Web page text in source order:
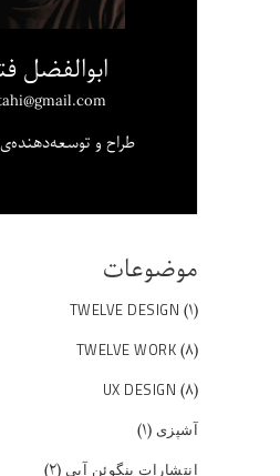
ابوالفضل
طراح و توسعه‌دهنده‌ی
موضوعات
TWELVE DESIGN (۱)
TWELVE WORK (۸)
UX DESIGN (۸)
آشپزی (۱)
انتشارات پنگوئن آبی (۲)